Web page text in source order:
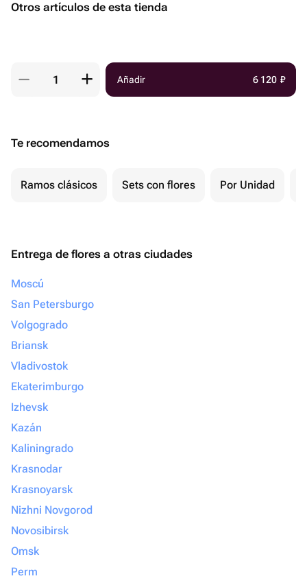
Otros artículos de esta tienda
Añadir 6 120 ₽
Te recomendamos
Ramos clásicos Sets con flores Por Unidad
Entrega de flores a otras ciudades
Moscú
San Petersburgo
Volgogrado
Briansk
Vladivostok
Ekaterimburgo
Izhevsk
Kazán
Kaliningrado
Krasnodar
Krasnoyarsk
Nizhni Novgorod
Novosibirsk
Omsk
Perm